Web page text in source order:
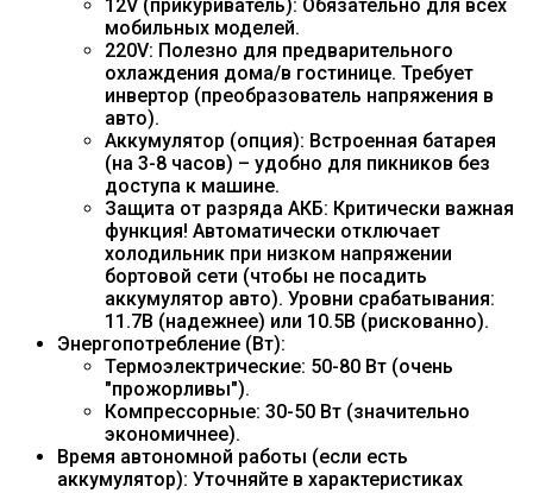
12V (прикуриватель): Обязательно для всех
мобильных моделей.
220V: Полезно для предварительного
охлаждения дома/в гостинице. Требует
инвертор (преобразователь напряжения в
авто).
Аккумулятор (опция): Встроенная батарея
(на 3-8 часов) – удобно для пикников без
доступа к машине.
Защита от разряда АКБ: Критически важная
функция! Автоматически отключает
холодильник при низком напряжении
бортовой сети (чтобы не посадить
аккумулятор авто). Уровни срабатывания:
11.7В (надежнее) или 10.5В (рискованно).
Энергопотребление (Вт):
Термоэлектрические: 50-80 Вт (очень
"прожорливы").
Компрессорные: 30-50 Вт (значительно
экономичнее).
Время автономной работы (если есть
аккумулятор): Уточняйте в характеристиках